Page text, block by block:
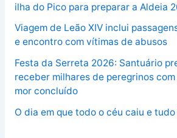
ilha do Pico para preparar a Aldeia
Viagem de Leão XIV inclui
e encontro com vítimas de abusos
Festa da Serreta 2026: Santuário
receber milhares de peregrinos
mor concluído
O dia em que todo o céu caiu e